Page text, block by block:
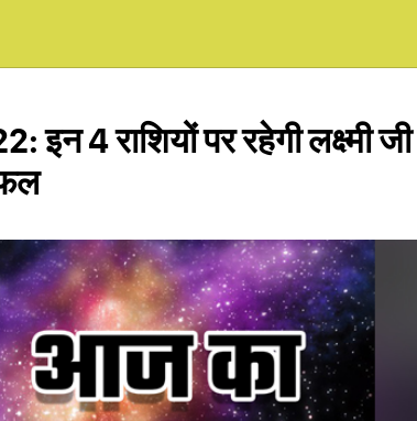
4 राशियों पर रहेगी लक्ष्मी